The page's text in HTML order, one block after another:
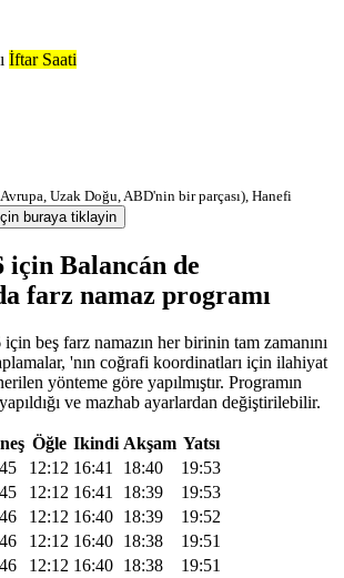
İftar Saati
Uzak Doğu, ABD'nin bir parçası), Hanefi
buraya tiklayin
için Balancán de
farz namaz programı
beş farz namazın her birinin tam zamanını
'nın coğrafi koordinatları için ilahiyat
yönteme göre yapılmıştır. Programın
ve mazhab ayarlardan değiştirilebilir.
Öğle Ikindi Akşam Yatsı
12:12 16:41 18:40
19:53
12:12 16:41 18:39
19:53
12:12 16:40 18:39
19:52
12:12 16:40 18:38
19:51
12:12 16:40 18:38
19:51